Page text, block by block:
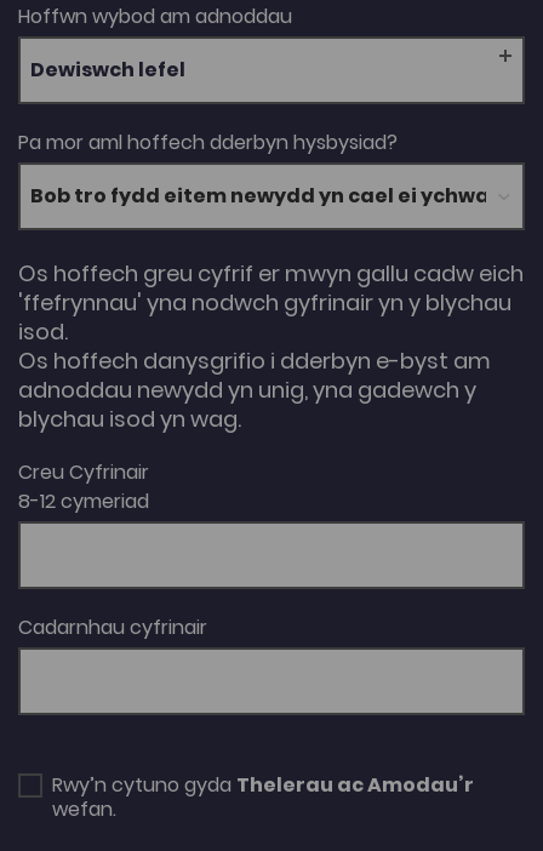
Hoffwn wybod am adnoddau
Dewiswch lefel
Pa mor aml hoffech dderbyn hysbysiad?
Os hoffech greu cyfrif er mwyn gallu cadw eich
'ffefrynnau' yna nodwch gyfrinair yn y blychau
isod.
Os hoffech danysgrifio i dderbyn e-byst am
adnoddau newydd yn unig, yna gadewch y
blychau isod yn wag.
Creu Cyfrinair
8-12 cymeriad
Cadarnhau cyfrinair
Rwy’n cytuno gyda Thelerau ac Amodau’r
wefan.